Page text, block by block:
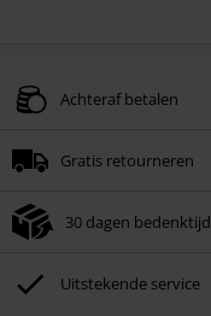
Achteraf betalen
Gratis retourneren
30 dagen bedenktijd
Uitstekende service